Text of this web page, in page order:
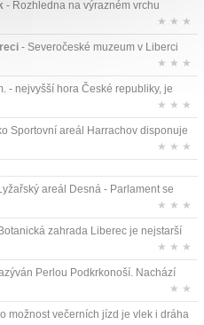
- Rozhledna na výrazném vrchu
★ ★ ★
- Severočeské muzeum v Liberci
★ ★ ★
- nejvyšší hora České republiky, je
★ ★ ★
Sportovní areál Harrachov disponuje
★ ★ ★
areál Desná - Parlament se
★ ★ ★
zahrada Liberec je nejstarší
★ ★ ★
Perlou Podkrkonoší. Nachází
★ ★
možnost večerních jízd je vlek i dráha